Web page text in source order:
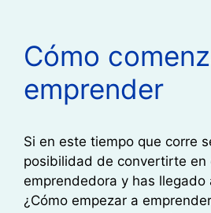
Cómo
emprender
Si en este tiempo que corre
posibilidad de convertirte en
emprendedora y has llegado
¿Cómo empezar a